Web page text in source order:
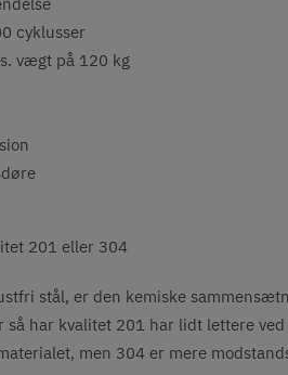
cyklusser
vægt på 120 kg
201 eller 304
stål, er den kemiske
har kvalitet 201 har lidt lettere
men 304 er mere